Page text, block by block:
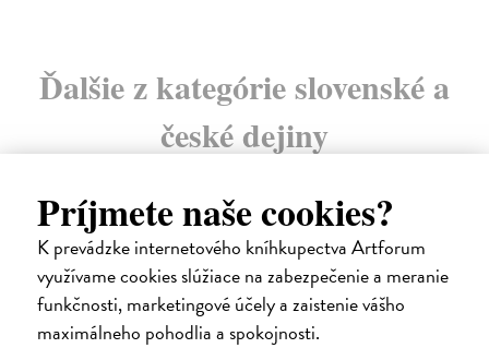
Príjmete naše cookies?
K prevádzke internetového kníhkupectva Artforum
využívame cookies slúžiace na zabezpečenie a meranie
funkčnosti, marketingové účely a zaistenie vášho
maximálneho pohodlia a spokojnosti.
Ďalšie z kategórie slovenské a
české dejiny
na sklade